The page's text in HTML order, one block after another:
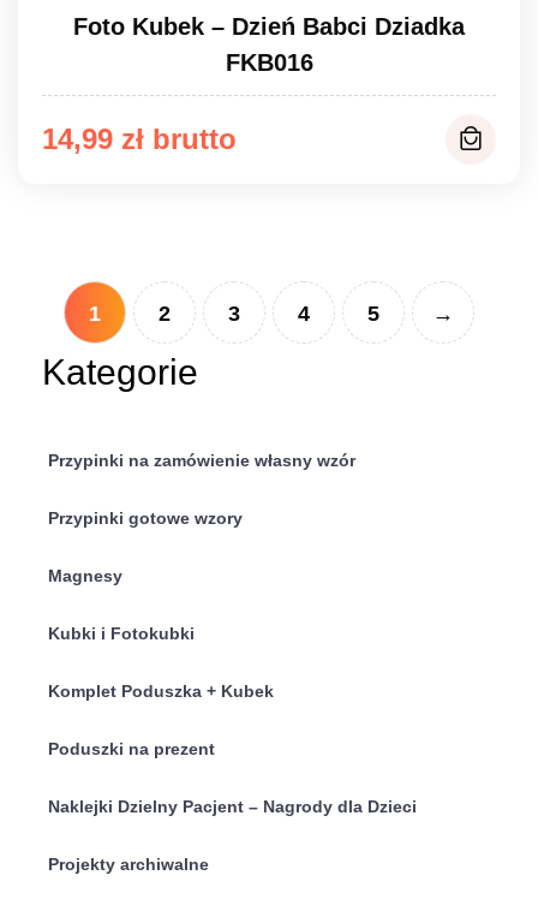
Kategorie
Przypinki na zamówienie własny wzór
Przypinki gotowe wzory
Magnesy
Kubki i Fotokubki
Komplet Poduszka + Kubek
Poduszki na prezent
Naklejki Dzielny Pacjent – Nagrody dla Dzieci
Projekty archiwalne
Foto Kubek – Dzień Babci Dziadka
FKB016
14,99 zł
1 2 3 4 5 →